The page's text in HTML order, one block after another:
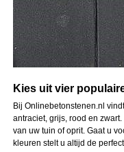
Kies uit vier
Bij Onlinebetonstenen.nl
antraciet, grijs, rood en
van uw tuin of oprit. Gaat u
kleuren stelt u altijd de